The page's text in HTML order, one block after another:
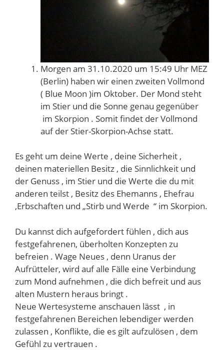
Morgen am 31.10.2020 um 15:49 Uhr MEZ
(Berlin) haben wir einen zweiten Vollmond
( Blue Moon )im Oktober. Der Mond steht
im Stier und die Sonne genau gegenüber
im Skorpion . Somit findet der Vollmond
auf der Stier-Skorpion-Achse statt.
Es geht um deine Werte , deine Sicherheit ,
deinen materiellen Besitz , die Sinnlichkeit und
der Genuss , im Stier und die Werte die du mit
anderen teilst , Besitz des Ehemanns , Ehefrau
,Erbschaften und „Stirb und Werde “ im Skorpion.
Du kannst dich aufgefordert fühlen , dich aus
festgefahrenen, überholten Konzepten zu
befreien . Wage Neues , denn Uranus der
Aufrütteler, wird auf alle Fälle eine Verbindung
zum Mond aufnehmen , die dich befreit und aus
alten Mustern heraus bringt .
Neue Wertesysteme anschauen lässt , in
festgefahrenen Bereichen lebendiger werden
zulassen , Konflikte, die es gilt aufzulösen , dem
Gefühl zu vertrauen .